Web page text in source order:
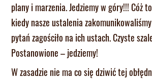
plany i marzenia. Jedziemy w góry!!! Cóż
kiedy nasze ustalenia
pytań zagościło na ich ustach. Czyste
Postanowione – jedziemy!
W zasadzie nie ma co się dziwić tej